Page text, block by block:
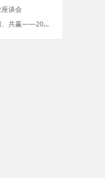
谈会
互联、互利、共创、共赢——2018年杭德集团供应商大会圆满落